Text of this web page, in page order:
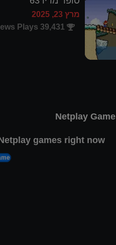
מרץ 23, 2025
39,431 views Plays
Netplay
games right now.